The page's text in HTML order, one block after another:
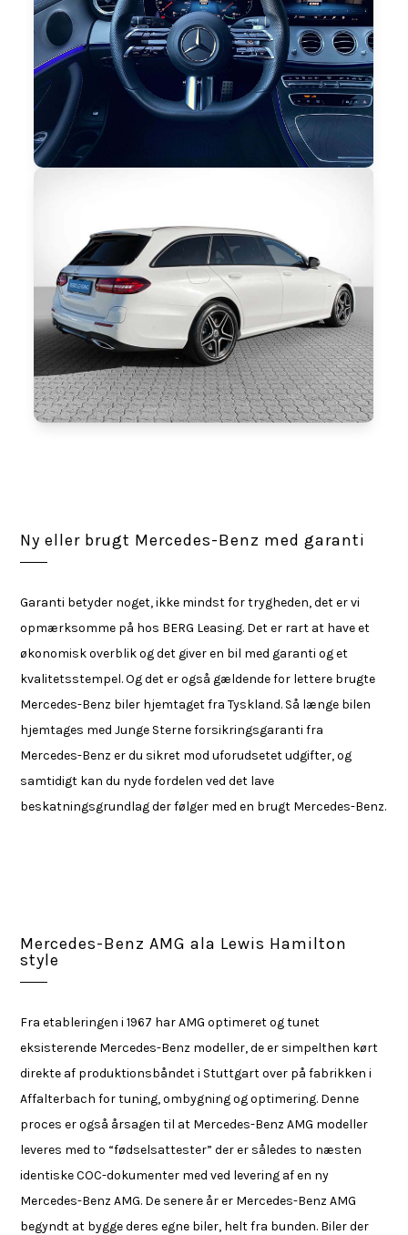
Ny eller brugt Mercedes-Benz med garanti
Garanti betyder noget, ikke mindst for trygheden, det er vi
opmærksomme på hos BERG Leasing. Det er rart at have et
økonomisk overblik og det giver en bil med garanti og et
kvalitetsstempel. Og det er også gældende for lettere brugte
Mercedes-Benz biler hjemtaget fra Tyskland. Så længe bilen
hjemtages med Junge Sterne forsikringsgaranti fra
Mercedes-Benz er du sikret mod uforudsetet udgifter, og
samtidigt kan du nyde fordelen ved det lave
beskatningsgrundlag der følger med en brugt Mercedes-Benz.
Mercedes-Benz AMG ala Lewis Hamilton
style
Fra etableringen i 1967 har AMG optimeret og tunet
eksisterende Mercedes-Benz modeller, de er simpelthen kørt
direkte af produktionsbåndet i Stuttgart over på fabrikken i
Affalterbach for tuning, ombygning og optimering. Denne
proces er også årsagen til at Mercedes-Benz AMG modeller
leveres med to “fødselsattester” der er således to næsten
identiske COC-dokumenter med ved levering af en ny
Mercedes-Benz AMG. De senere år er Mercedes-Benz AMG
begyndt at bygge deres egne biler, helt fra bunden. Biler der